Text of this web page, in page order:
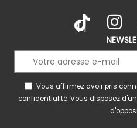
Vous affirmez avoir pris
confidentialité. Vous disposez